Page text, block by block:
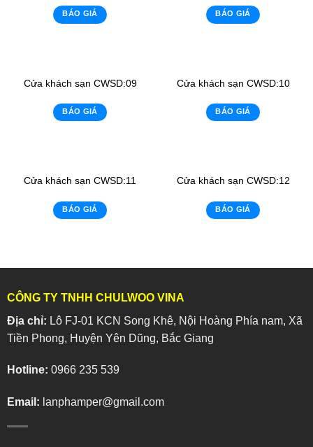
BÁO GIÁ BÁO GIÁ
Cửa khách sạn CWSD:09
BÁO GIÁ
Cửa khách sạn CWSD:10
BÁO GIÁ
Cửa khách sạn CWSD:11
BÁO GIÁ
Cửa khách sạn CWSD:12
BÁO GIÁ
CÔNG TY TNHH CHULWOO VINA
Địa chỉ: Lô FJ-01 KCN Song Khê, Nội Hoàng Phía nam, Xã
Tiền Phong, Huyện Yên Dũng, Bắc Giang
Hotline: 0966 235 539
Email: lanphamper@gmail.com